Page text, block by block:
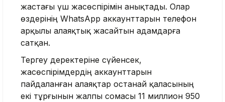
жастағы үш жасөспірімін анықтады. Олар
өздерінің WhatsApp аккаунттарын телефон
арқылы алаяқтық жасайтын адамдарға
сатқан.
Тергеу деректеріне сүйенсек,
жасөспірімдердің аккаунттарын
пайдаланған алаяқтар Қостанай қаласының
екі тұрғынын жалпы сомасы 11 миллион 950